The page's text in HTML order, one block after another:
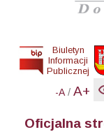
Biuletyn
Informacji
Publicznej
-A / A+
Oficjalna